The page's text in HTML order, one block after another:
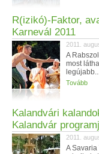
R(izikó)-Faktor,
Karnevál 2011
2011.
A
most
Tovább
Kalandvári
Kalandvár
2011.
A